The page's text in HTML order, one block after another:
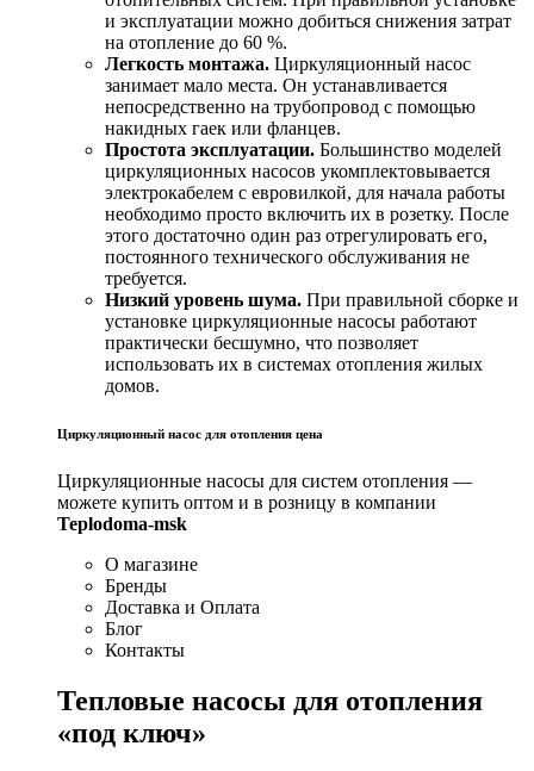
и эксплуатации можно добиться снижения затрат
на отопление до 60 %.
Легкость монтажа. Циркуляционный насос
занимает мало места. Он устанавливается
непосредственно на трубопровод с помощью
накидных гаек или фланцев.
Простота эксплуатации. Большинство моделей
циркуляционных насосов укомплектовывается
электрокабелем с евровилкой, для начала работы
необходимо просто включить их в розетку. После
этого достаточно один раз отрегулировать его,
постоянного технического обслуживания не
требуется.
Низкий уровень шума. При правильной сборке и
установке циркуляционные насосы работают
практически бесшумно, что позволяет
использовать их в системах отопления жилых
домов.
Циркуляционный насос для отопления цена
Циркуляционные насосы для систем отопления —
можете купить оптом и в розницу в компании
Teplodoma-msk
О магазине
Бренды
Доставка и Оплата
Блог
Контакты
Тепловые насосы для отопления
«под ключ»